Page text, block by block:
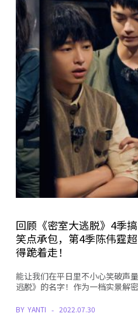
回顾《密室大逃脱》4季
笑点承包，第4季陈伟霆
得跪着走！
能让我们在平日里不小心笑破声
逃脱》的名字！作为一档实景解
BY YANTI 2022.07.30